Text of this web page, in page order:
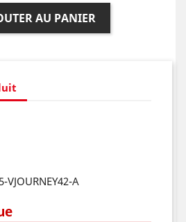
AU PANIER
VJOURNEY42-A